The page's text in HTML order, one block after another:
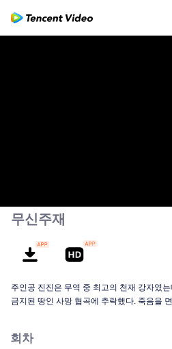
무신주재
주인공 진진은 무역 중 최고의 천재 강자였
금지된 땅인 사망 협곡에 추락했다. 죽음을
을 지키기 위해 진진은 의연하게 천하 다섯
회차